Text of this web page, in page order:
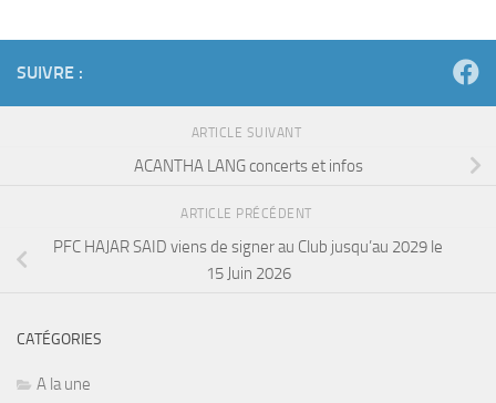
SUIVRE :
ARTICLE SUIVANT
ACANTHA LANG concerts et infos
ARTICLE PRÉCÉDENT
PFC HAJAR SAID viens de signer au Club jusqu’au 2029 le
15 Juin 2026
CATÉGORIES
A la une